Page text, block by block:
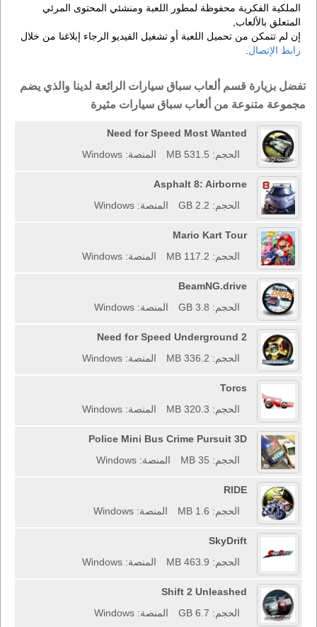
الملكية الفكرية محفوظة لمطور اللعبة ومنشئي المحتوى المرئي
المتعلق بالألعاب,
إن لم تتمكن من تحميل اللعبة أو تشغيل الفيديو الرجاء إبلاغنا من خلال
رابط الإتصال
تفضل بزيارة قسم ألعاب سباق سيارات الرائعة لدينا والذي يضم
مجموعة متنوعة من ألعاب سباق سيارات مثيرة
Need for Speed Most Wanted
الحجم: 531.5 MB
المنصة: Windows
Asphalt 8: Airborne
الحجم: 2.2 GB
المنصة: Windows
Mario Kart Tour
الحجم: 117.2 MB
المنصة: Windows
BeamNG.drive
الحجم: 3.8 GB
المنصة: Windows
Need for Speed Underground 2
الحجم: 336.2 MB
المنصة: Windows
Torcs
الحجم: 320.3 MB
المنصة: Windows
Police Mini Bus Crime Pursuit 3D
الحجم: 35 MB
المنصة: Windows
RIDE
الحجم: 1.6 MB
المنصة: Windows
SkyDrift
الحجم: 463.9 MB
المنصة: Windows
Shift 2 Unleashed
الحجم: 6.7 GB
المنصة: Windows